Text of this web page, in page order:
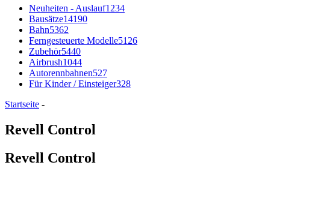
Neuheiten - Auslauf1234
Bausätze14190
Bahn5362
Ferngesteuerte Modelle5126
Zubehör5440
Airbrush1044
Autorennbahnen527
Für Kinder / Einsteiger328
Startseite -
Revell Control
Revell Control